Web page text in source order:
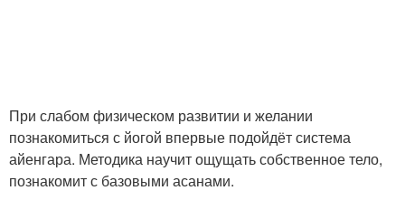
При слабом физическом развитии и желании
познакомиться с йогой впервые подойдёт система
айенгара. Методика научит ощущать собственное тело,
познакомит с базовыми асанами.